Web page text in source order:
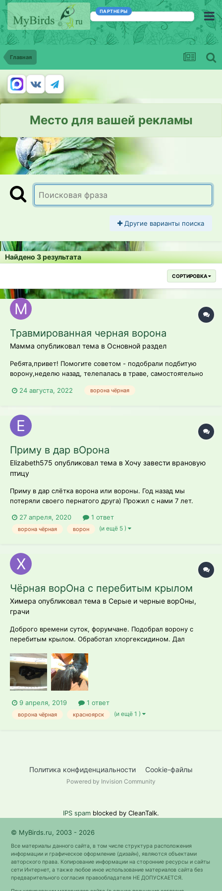
ПАРТНЕРЫ
Главная
Место для вашей рекламы
Другие варианты поиска
Найдено 3 результата
СОРТИРОВКА
Травмированная черная ворона
Мамма опубликовал тема в Основной раздел
Ребята,привет! Помогите советом - подобрали подбитую
ворону,неделю назад, телепалась в траве, самостоятельно
безвольно таскается( у птиц срастаются кости за 6 дней, по
Хвостик при поворотах...
24 августа, 2022 ворона чёрная
Приму в дар вОрона
Elizabeth575 опубликовал тема в Хочу завести врановую
птицу
Приму в дар слётка ворона или вороны. Год назад мы
потеряли своего пернатого друга) Прожил с нами 7 лет.
от ворон (они пытались его заклевать) Были переломы,
рахит, язва и проблемы с сердцем) Таскались по в...
27 апреля, 2020 1 ответ
ворона чёрная ворон (и ещё 5 )
Чёрная ворОна с перебитым крылом
Химера опубликовал тема в Серые и черные ворОны,
грачи
Доброго времени суток, форумчане. Подобрал ворону с
перебитым крылом. Обработал хлоргексидином. Дал
тёмным вкраплением. Спустя некоторое время стал
однородным жёлтовато-белым. Есть ли хорошие орнито...
9 апреля, 2019 1 ответ
ворона чёрная красноярск (и ещё 1 )
Политика конфиденциальности Cookie-файлы
Powered by Invision Community
IPS spam blocked by CleanTalk.
© MyBirds.ru, 2003 - 2026
Все материалы данного сайта, в том числе структура расположения
информации и графическое оформление (дизайн), являются объектами
авторского права. Копирование информации на сторонние ресурсы и сайты
сети Интернет, а также любое иное использование материалов сайта без
предварительного согласия правообладателя НЕ ДОПУСКАЕТСЯ.